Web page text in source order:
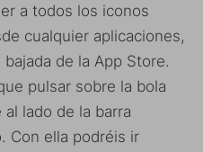
a todos los iconos
cualquier aplicaciones,
de la App Store.
pulsar sobre la bola
lado de la barra
Con ella podréis ir